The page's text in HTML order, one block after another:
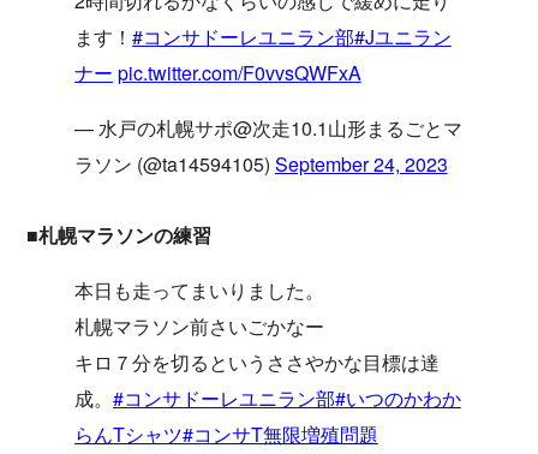
ます！#コンサドーレユニラン部#Jユニラン
ナー pic.twitter.com/F0vvsQWFxA
— 水戸の札幌サポ@次走10.1山形まるごとマ
ラソン (@ta14594105) September 24, 2023
■札幌マラソンの練習
本日も走ってまいりました。
札幌マラソン前さいごかなー
キロ７分を切るというささやかな目標は達
成。#コンサドーレユニラン部#いつのかわか
らんTシャツ#コンサT無限増殖問題